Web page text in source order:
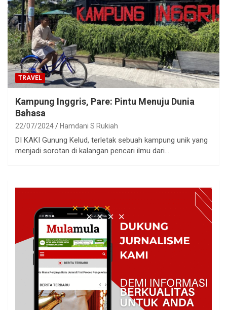
TRAVEL
Kampung Inggris, Pare: Pintu Menuju Dunia
Bahasa
22/07/2024 Hamdani S Rukiah
DI KAKI Gunung Kelud, terletak sebuah kampung unik yang
menjadi sorotan di kalangan pencari ilmu dari…